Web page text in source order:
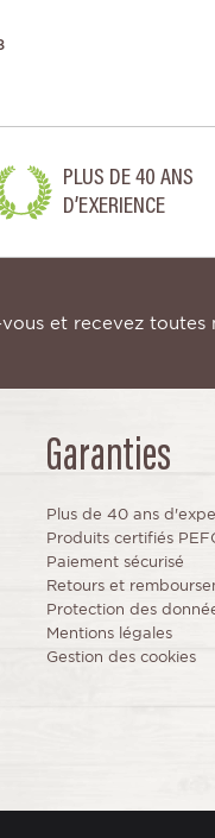
PLUS DE 40 ANS
D’EXERIENCE
et recevez
Garanties
Plus de 40 ans
Produits certifiés
Paiement sécurisé
Retours et
Protection des
Mentions légales
Gestion des cookies